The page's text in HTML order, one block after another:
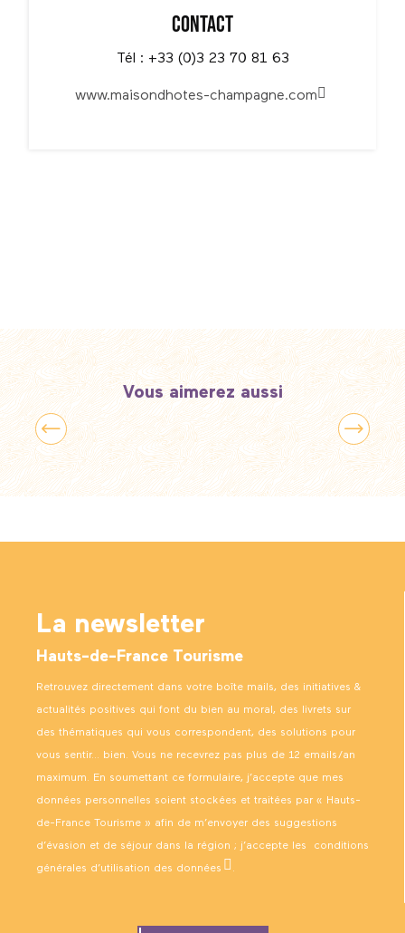
Contact
Tél : +33 (0)3 23 70 81 63
www.maisondhotes-champagne.com
Vous aimerez aussi
Découvertes gourmandes
La newsletter
Hauts-de-France Tourisme
Retrouvez directement dans votre boîte mails, des initiatives &
actualités positives qui font du bien au moral, des livrets sur
des thématiques qui vous correspondent, des solutions pour
vous sentir… bien. Vous ne recevrez pas plus de 12 emails/an
maximum. En soumettant ce formulaire, j’accepte que mes
données personnelles soient stockées et traitées par « Hauts-
de-France Tourisme » afin de m’envoyer des suggestions
d’évasion et de séjour dans la région ; j’accepte les conditions
générales d’utilisation des données .